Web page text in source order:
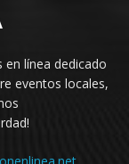
en línea dedicado
eventos locales,